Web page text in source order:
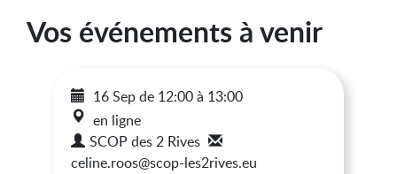
Vos événements à venir
16 Sepde 12:00à 13:00
en ligne
SCOP des 2 Rives
celine.roos@scop-les2rives.eu